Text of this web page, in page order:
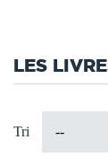
LES
Tri